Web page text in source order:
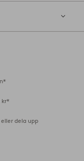
kr*
dela upp